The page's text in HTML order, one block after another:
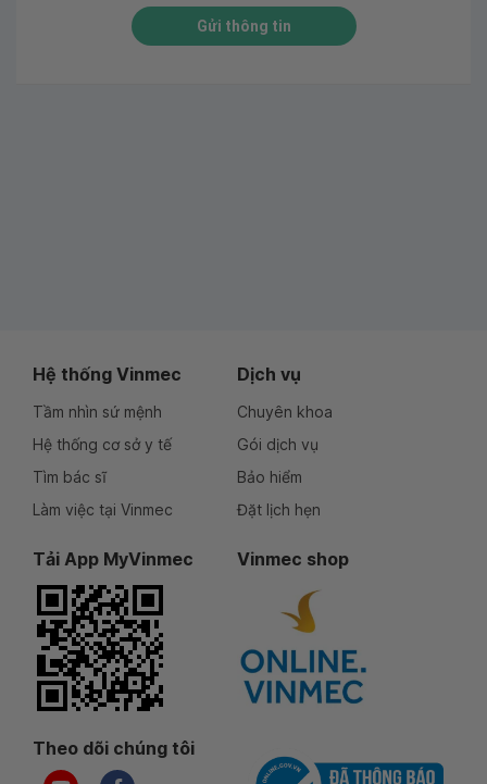
Gửi thông tin
Hệ thống Vinmec
Tầm nhìn sứ mệnh
Hệ thống cơ sở y tế
Tìm bác sĩ
Làm việc tại Vinmec
Dịch vụ
Chuyên khoa
Gói dịch vụ
Bảo hiểm
Đặt lịch hẹn
Tải App MyVinmec Vinmec shop
Theo dõi chúng tôi